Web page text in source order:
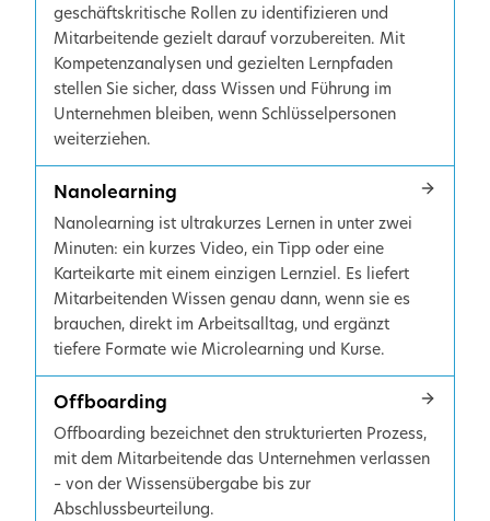
geschäftskritische Rollen zu identifizieren und
Mitarbeitende gezielt darauf vorzubereiten. Mit
Kompetenzanalysen und gezielten Lernpfaden
stellen Sie sicher, dass Wissen und Führung im
Unternehmen bleiben, wenn Schlüsselpersonen
weiterziehen.
Nanolearning
Nanolearning ist ultrakurzes Lernen in unter zwei
Minuten: ein kurzes Video, ein Tipp oder eine
Karteikarte mit einem einzigen Lernziel. Es liefert
Mitarbeitenden Wissen genau dann, wenn sie es
brauchen, direkt im Arbeitsalltag, und ergänzt
tiefere Formate wie Microlearning und Kurse.
Offboarding
Offboarding bezeichnet den strukturierten Prozess,
mit dem Mitarbeitende das Unternehmen verlassen
– von der Wissensübergabe bis zur
Abschlussbeurteilung.